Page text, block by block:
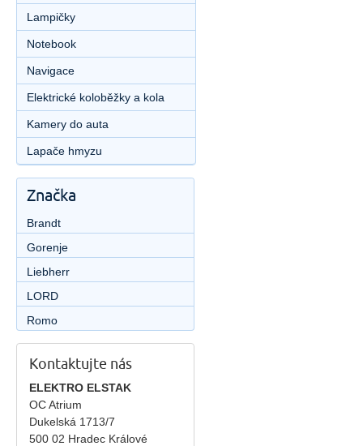
Lampičky
Notebook
Navigace
Elektrické koloběžky a kola
Kamery do auta
Lapače hmyzu
Značka
Brandt
Gorenje
Liebherr
LORD
Romo
Kontaktujte nás
ELEKTRO ELSTAK
OC Atrium
Dukelská 1713/7
500 02 Hradec Králové